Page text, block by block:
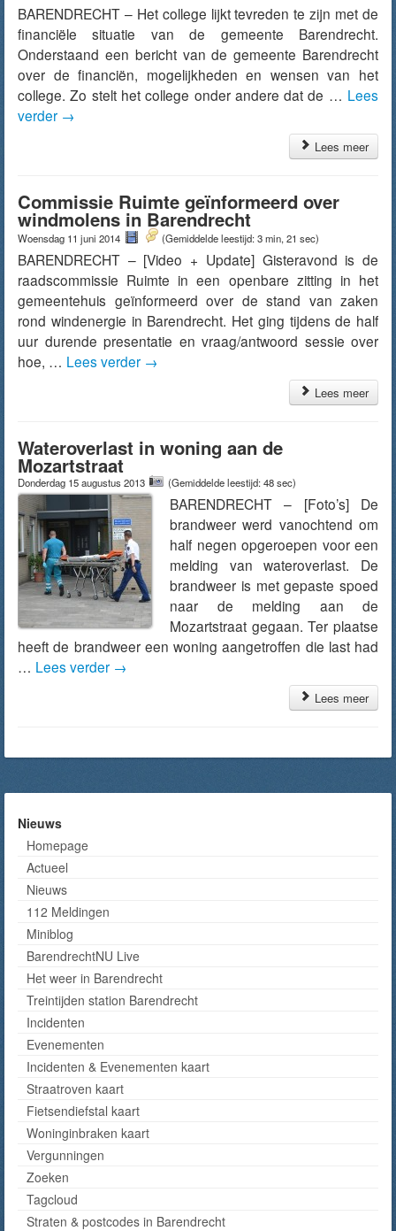
BARENDRECHT – Het college lijkt tevreden te zijn met de
financiële situatie van de gemeente Barendrecht.
Onderstaand een bericht van de gemeente Barendrecht
over de financiën, mogelijkheden en wensen van het
college. Zo stelt het college onder andere dat de … Lees
verder →
Lees meer
Commissie Ruimte geïnformeerd over
windmolens in Barendrecht
Woensdag 11 juni 2014 (Gemiddelde leestijd: 3 min, 21 sec)
BARENDRECHT – [Video + Update] Gisteravond is de
raadscommissie Ruimte in een openbare zitting in het
gemeentehuis geïnformeerd over de stand van zaken
rond windenergie in Barendrecht. Het ging tijdens de half
uur durende presentatie en vraag/antwoord sessie over
hoe, … Lees verder →
Lees meer
Wateroverlast in woning aan de
Mozartstraat
Donderdag 15 augustus 2013 (Gemiddelde leestijd: 48 sec)
BARENDRECHT – [Foto’s] De
brandweer werd vanochtend om
half negen opgeroepen voor een
melding van wateroverlast. De
brandweer is met gepaste spoed
naar de melding aan de
Mozartstraat gegaan. Ter plaatse
heeft de brandweer een woning aangetroffen die last had
… Lees verder →
Lees meer
Nieuws
Homepage
Actueel
Nieuws
112 Meldingen
Miniblog
BarendrechtNU Live
Het weer in Barendrecht
Treintijden station Barendrecht
Incidenten
Evenementen
Incidenten & Evenementen kaart
Straatroven kaart
Fietsendiefstal kaart
Woninginbraken kaart
Vergunningen
Zoeken
Tagcloud
Straten & postcodes in Barendrecht